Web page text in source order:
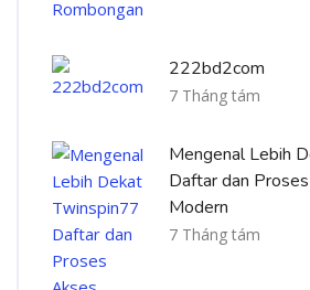
222bd2com
7 Tháng tám
Mengenal Lebih
Daftar dan
Modern
7 Tháng tám